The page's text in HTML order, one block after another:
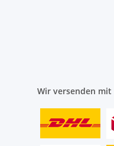
Wir versenden mit